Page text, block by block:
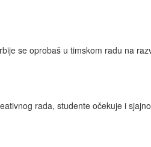
se oprobaš u timskom radu na
rada, studente očekuje i sjajno